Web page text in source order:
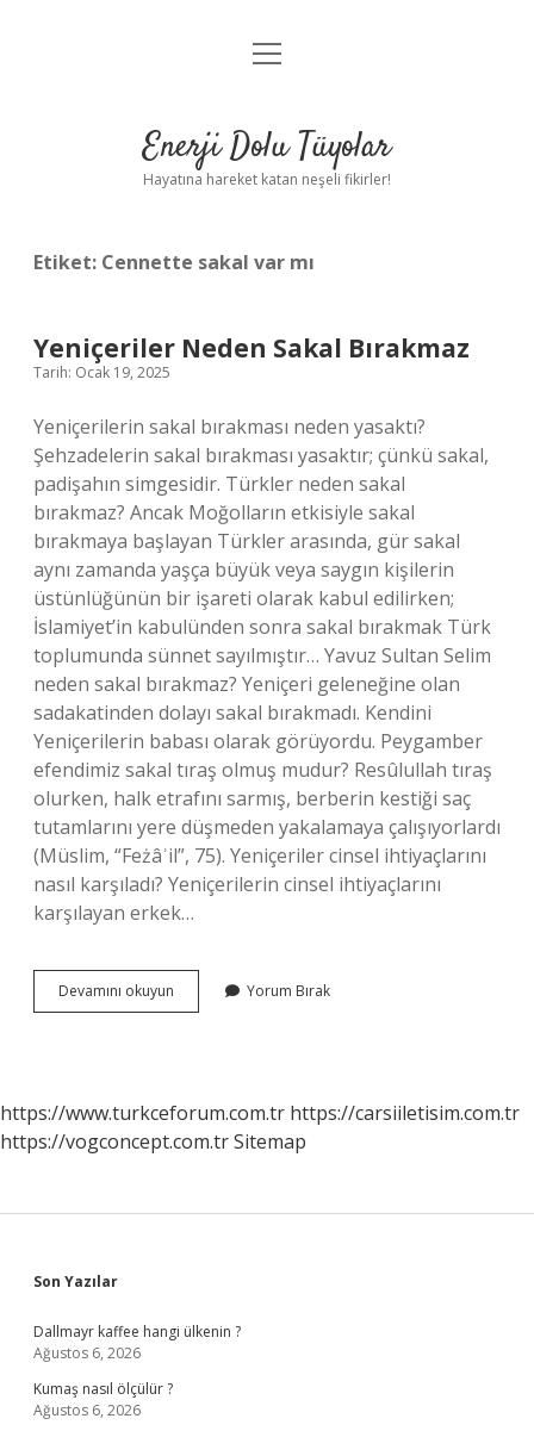
Anasayfa
Yasal Uyarı
menüyü
Enerji Dolu Tüyolar
Hayatına hareket katan neşeli fikirler!
Etiket: Cennette sakal var mı
Yeniçeriler Neden Sakal Bırakmaz
Tarih: Ocak 19, 2025
Yeniçerilerin sakal bırakması neden yasaktı?
Şehzadelerin sakal bırakması yasaktır; çünkü sakal,
padişahın simgesidir. Türkler neden sakal
bırakmaz? Ancak Moğolların etkisiyle sakal
bırakmaya başlayan Türkler arasında, gür sakal
aynı zamanda yaşça büyük veya saygın kişilerin
üstünlüğünün bir işareti olarak kabul edilirken;
İslamiyet’in kabulünden sonra sakal bırakmak Türk
toplumunda sünnet sayılmıştır… Yavuz Sultan Selim
neden sakal bırakmaz? Yeniçeri geleneğine olan
sadakatinden dolayı sakal bırakmadı. Kendini
Yeniçerilerin babası olarak görüyordu. Peygamber
efendimiz sakal tıraş olmuş mudur? Resûlullah tıraş
olurken, halk etrafını sarmış, berberin kestiği saç
tutamlarını yere düşmeden yakalamaya çalışıyorlardı
(Müslim, “Feżâʾil”, 75). Yeniçeriler cinsel ihtiyaçlarını
nasıl karşıladı? Yeniçerilerin cinsel ihtiyaçlarını
karşılayan erkek…
Devamını okuyun Yeniçeriler
Neden
Yorum Bırak
https://www.turkceforum.com.tr https://carsiiletisim.com.tr
https://vogconcept.com.trSitemap
Sidebar
Son Yazılar
Dallmayr kaffee hangi ülkenin ?
Ağustos 6, 2026
Kumaş nasıl ölçülür ?
Ağustos 6, 2026